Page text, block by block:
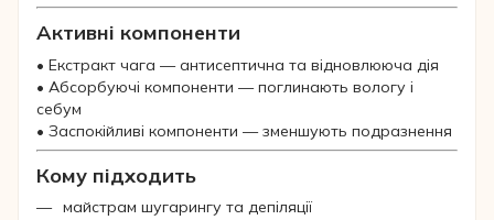
Активні компоненти
• Екстракт чага — антисептична та відновлююча дія
• Абсорбуючі компоненти — поглинають вологу і
себум
• Заспокійливі компоненти — зменшують подразнення
Кому підходить
майстрам шугарингу та депіляції